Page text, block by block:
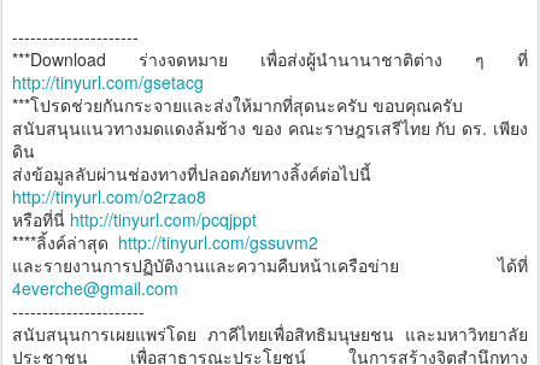
---------------------
***Download ร่างจดหมาย เพื่อส่งผู้นำนานาชาติต่าง ๆ ที่
http://tinyurl.com/gsetacg
***โปรดช่วยกันกระจายและส่งให้มากที่สุดนะครับ ขอบคุณครับ
สนับสนุนแนวทางมดแดงล้มช้าง ของ คณะราษฎรเสรีไทย กับ ดร. เพียง
ดิน
ส่งข้อมูลลับผ่านช่องทางที่ปลอดภัยทางลิ้งค์ต่อไปนี้
http://tinyurl.com/o2rzao8
หรือที่นี่ http://tinyurl.com/pcqjppt
****ลิ้งค์ล่าสุด http://tinyurl.com/gssuvm2
และรายงานการปฏิบัติงานและความคืบหน้าเครือข่าย ได้ที่
4everche@gmail.com
----------------------
สนับสนุนการเผยแพร่โดย ภาคีไทยเพื่อสิทธิมนุษยชน และมหาวิทยาลัย
ประชาชน เพื่อสาธารณะประโยชน์ ในการสร้างจิตสำนึกทาง